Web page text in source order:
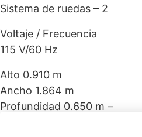
Sistema de ruedas – 2
Voltaje / Frecuencia
115 V/60 Hz
Alto 0.910 m
Ancho 1.864 m
Profundidad 0.650 m –